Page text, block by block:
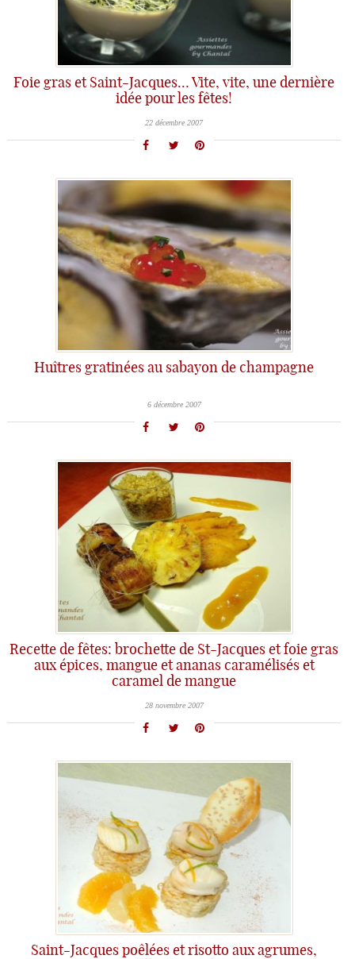
Foie gras et Saint-Jacques… Vite, vite, une dernière
idée pour les fêtes!
22 décembre 2007
Huîtres gratinées au sabayon de champagne
6 décembre 2007
Recette de fêtes: brochette de St-Jacques et foie gras
aux épices, mangue et ananas caramélisés et
caramel de mangue
28 novembre 2007
Saint-Jacques poêlées et risotto aux agrumes,